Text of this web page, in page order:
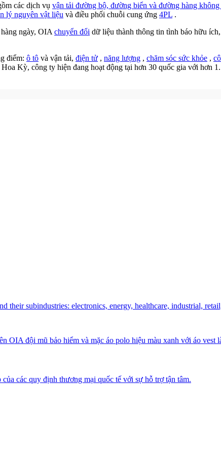
các dịch vụ vận tải đường bộ, đường biển và đường hàng
lý nguyên vật liệu và điều phối chuỗi cung ứng 4PL .
ngày, OIA chuyển đổi dữ liệu thành thông tin tình báo hữu
điểm: ô tô và vận tải, điện tử , năng lượng , chăm sóc sức khỏe ,
Kỳ, công ty hiện đang hoạt động tại hơn 30 quốc gia với hơn
their subindustries: electronics, energy, healthcare, industrial,
các quy định thương mại quốc tế với sự hỗ trợ tận tâm.